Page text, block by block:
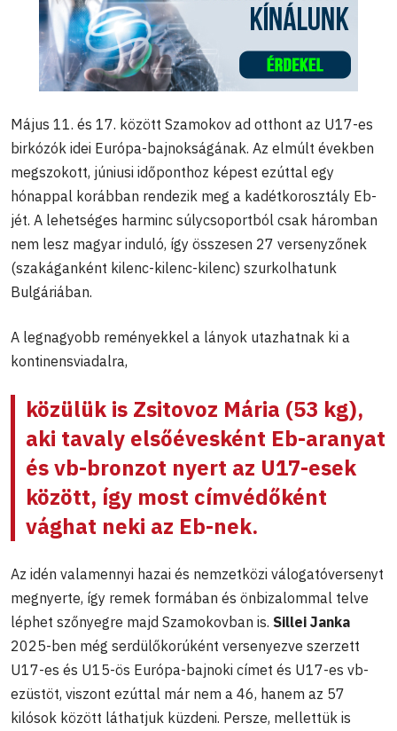
Május 11. és 17. között Szamokov ad otthont az U17-es
birkózók idei Európa-bajnokságának. Az elmúlt években
megszokott, júniusi időponthoz képest ezúttal egy
hónappal korábban rendezik meg a kadétkorosztály Eb-
jét. A lehetséges harminc súlycsoportból csak háromban
nem lesz magyar induló, így összesen 27 versenyzőnek
(szakáganként kilenc-kilenc-kilenc) szurkolhatunk
Bulgáriában.
A legnagyobb reményekkel a lányok utazhatnak ki a
kontinensviadalra,
közülük is Zsitovoz Mária (53 kg),
aki tavaly elsőévesként Eb-aranyat
és vb-bronzot nyert az U17-esek
között, így most címvédőként
vághat neki az Eb-nek.
Az idén valamennyi hazai és nemzetközi válogatóversenyt
megnyerte, így remek formában és önbizalommal telve
léphet szőnyegre majd Szamokovban is. Sillei Janka
2025-ben még serdülőkorúként versenyezve szerzett
U17-es és U15-ös Európa-bajnoki címet és U17-es vb-
ezüstöt, viszont ezúttal már nem a 46, hanem az 57
kilósok között láthatjuk küzdeni. Persze, mellettük is